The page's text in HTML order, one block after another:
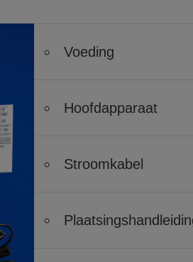
Voeding
Hoofdapparaat
Stroomkabel